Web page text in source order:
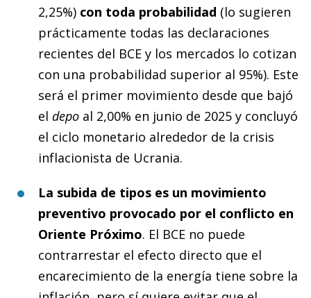
2,25%) con toda probabilidad (lo sugieren
prácticamente todas las declaraciones
recientes del BCE y los mercados lo cotizan
con una probabilidad superior al 95%). Este
será el primer movimiento desde que bajó
el depo al 2,00% en junio de 2025 y concluyó
el ciclo monetario alrededor de la crisis
inflacionista de Ucrania.
La subida de tipos es un movimiento
preventivo provocado por el conflicto en
Oriente Próximo. El BCE no puede
contrarrestar el efecto directo que el
encarecimiento de la energía tiene sobre la